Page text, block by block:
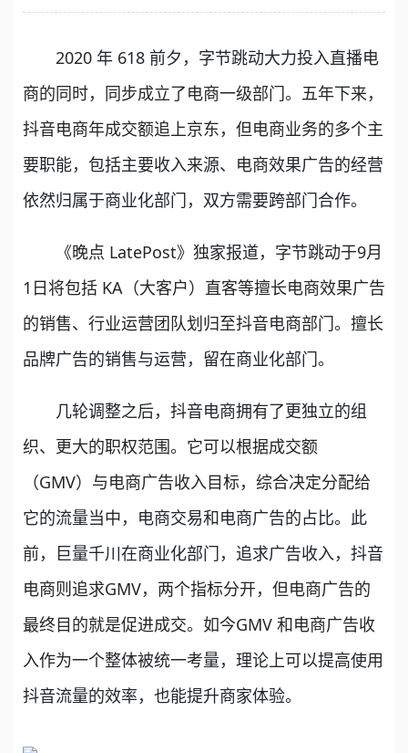
2020 年 618 前夕，字节跳动大力投入直播电
商的同时，同步成立了电商一级部门。五年下来，
抖音电商年成交额追上京东，但电商业务的多个主
要职能，包括主要收入来源、电商效果广告的经营
依然归属于商业化部门，双方需要跨部门合作。
《晚点 LatePost》独家报道，字节跳动于9月
1日将包括 KA（大客户）直客等擅长电商效果广告
的销售、行业运营团队划归至抖音电商部门。擅长
品牌广告的销售与运营，留在商业化部门。
几轮调整之后，抖音电商拥有了更独立的组
织、更大的职权范围。它可以根据成交额
（GMV）与电商广告收入目标，综合决定分配给
它的流量当中，电商交易和电商广告的占比。此
前，巨量千川在商业化部门，追求广告收入，抖音
电商则追求GMV，两个指标分开，但电商广告的
最终目的就是促进成交。如今GMV 和电商广告收
入作为一个整体被统一考量，理论上可以提高使用
抖音流量的效率，也能提升商家体验。